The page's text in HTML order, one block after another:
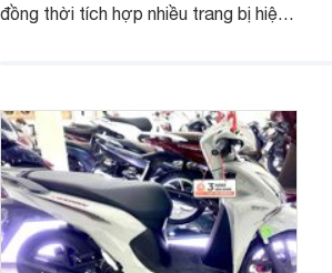
đồng thời tích hợp nhiều trang bị hiện